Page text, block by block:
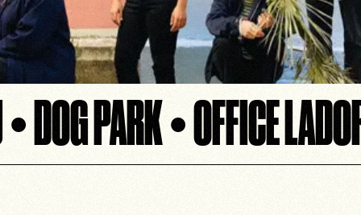
DOG PARK • OFFICE